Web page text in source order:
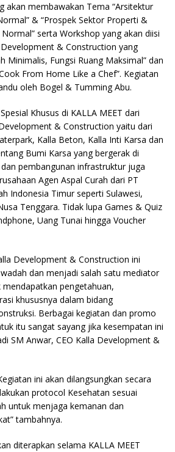
akan membawakan Tema “Arsitektur
& “Prospek Sektor Properti &
serta Workshop yang akan diisi
& Construction yang
Minimalis, Fungsi Ruang Maksimal” dan
From Home Like a Chef”. Kegiatan
oleh Bogel & Tumming Abu.
Khusus di KALLA MEET dari
& Construction yaitu dari
Kalla Beton, Kalla Inti Karsa dan
Bumi Karsa yang bergerak di
pembangunan infrastruktur juga
Agen Aspal Curah dari PT
Indonesia Timur seperti Sulawesi,
Tenggara. Tidak lupa Games & Quiz
Uang Tunai hingga Voucher
Development & Construction ini
dan menjadi salah satu mediator
pengetahuan,
khususnya dalam bidang
Berbagai kegiatan dan promo
itu sangat sayang jika kesempatan ini
SM Anwar, CEO Kalla Development &
ini akan dilangsungkan secara
protocol Kesehatan sesuai
untuk menjaga kemanan dan
tambahnya.
diterapkan selama KALLA MEET